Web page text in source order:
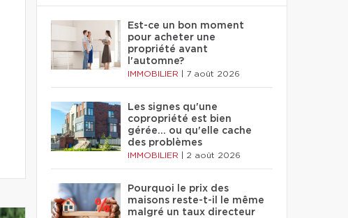
Est-ce un bon moment
pour acheter une
propriété avant
l'automne?
IMMOBILIER 7 août 2026
Les signes qu'une
copropriété est bien
gérée… ou qu'elle cache
des problèmes
IMMOBILIER 2 août 2026
Pourquoi le prix des
maisons reste-t-il le même
malgré un taux directeur